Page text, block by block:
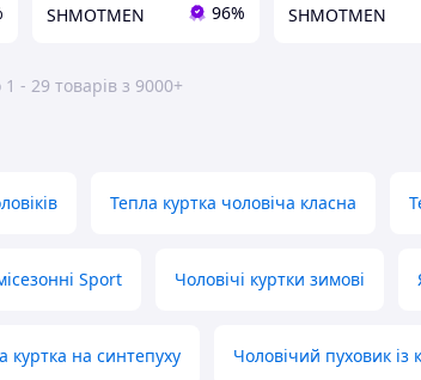
SHMOTMEN 96% SHMOTMEN
- 29 товарів з 9000+
Тепла куртка чоловіча класна
Sport Чоловічі куртки зимові
куртка на синтепуху Чоловічий пуховик